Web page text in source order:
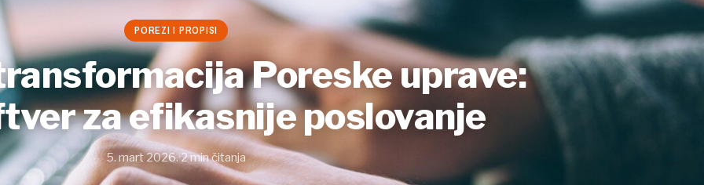
POREZI I PROPISI
Poreske uprave:
za efikasnije poslovanje
5. mart 2026.·2 min čitanja